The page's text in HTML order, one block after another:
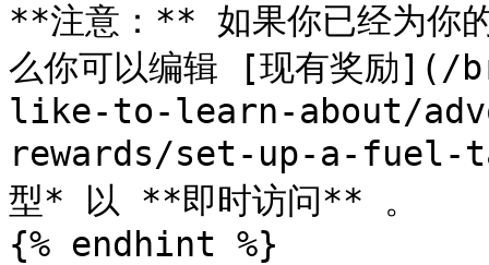
**注意：** 如果你已经为
么你可以编辑 [现有奖励
like-to-learn-about/
rewards/set-up-a-fuel-
型* 以 **即时访问** 。
{% endhint %}